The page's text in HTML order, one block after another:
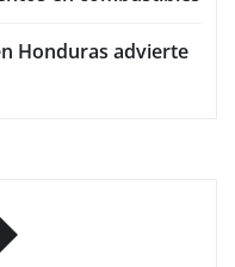
Honduras advierte